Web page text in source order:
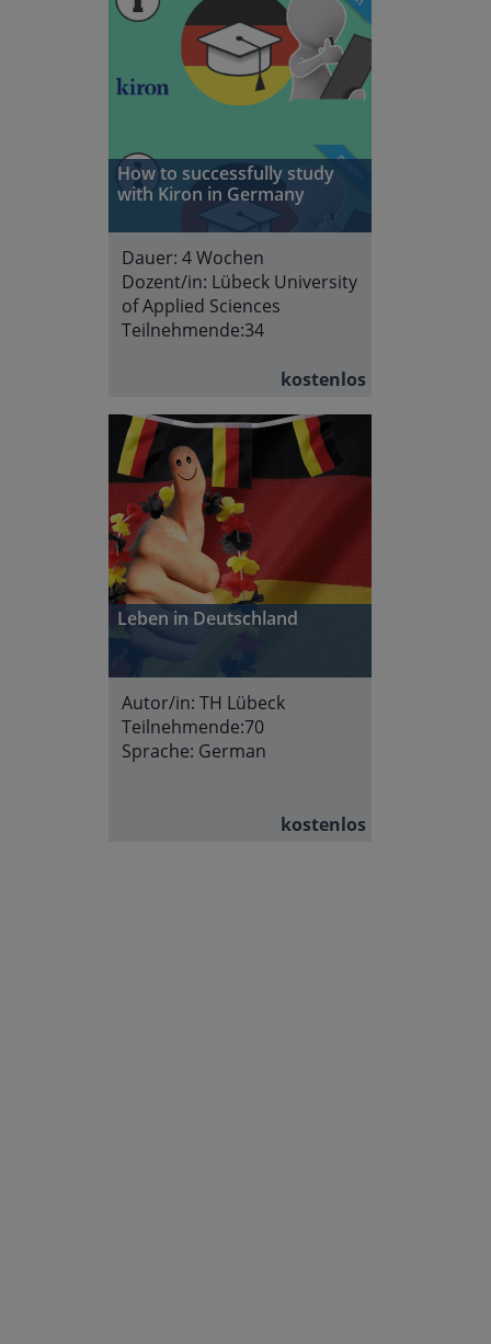
How to successfully study
with Kiron in Germany
Dauer: 4 Wochen
Dozent/in: Lübeck University
of Applied Sciences
Teilnehmende:34
kostenlos
Leben in Deutschland
Autor/in: TH Lübeck
Teilnehmende:70
Sprache: German
kostenlos